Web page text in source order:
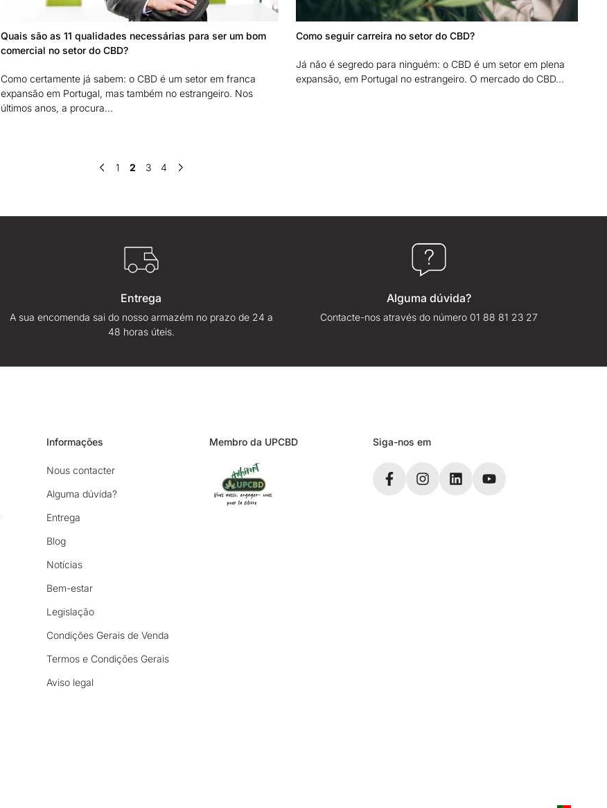
Quais são as 11 qualidades necessárias para ser um bom
comercial no setor do CBD?
Como certamente já sabem: o CBD é um setor em franca
expansão em Portugal, mas também no estrangeiro. Nos
últimos anos, a procura...
Como seguir carreira no setor do CBD?
Já não é segredo para ninguém: o CBD é um setor em plena
expansão, em Portugal no estrangeiro. O mercado do CBD...
1 2 3 4
Entrega
A sua encomenda sai do nosso armazém no prazo de 24 a
48 horas úteis.
Alguma dúvida?
Contacte-nos através do número 01 88 81 23 27
Informações
Nous contacter
Alguma dúvida?
Entrega
Blog
Notícias
Bem-estar
Legislação
Condições Gerais de Venda
Termos e Condições Gerais
Aviso legal
Membro da UPCBD Siga-nos em